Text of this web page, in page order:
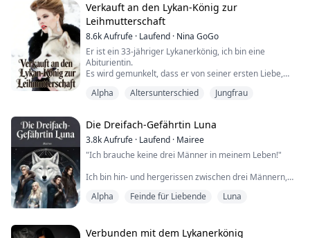
Jemand, der ihn mit einem düsteren Ausdruck ansieht,
könnte nervös werden.
Du bist tot, wenn du einen Fehler machst. So regiert
Cuhen Malcogn die Welt.
Aufgrund seiner Persönlichkeit ist er nicht der typische
Mann, den die meisten Frauen mögen würden. Manche
Verkauft an den Lykan-König zur
Leihmutterschaft
8.6kAufrufe · Laufend · Nina GoGo
Er ist ein 33-jähriger Lykanerkönig, ich bin eine
Abiturientin.
Es wird gemunkelt, dass er von seiner ersten Liebe,
wurde, sodass er die Anwesenheit einer Gefährtin nicht
Jungfrau in der Menschenwelt finden, die als
Leihmutter dienen sollte.
Da wurde ich a...
Alpha Altersunterschied Jungfrau
Die Dreifach-Gefährtin Luna
3.8kAufrufe · Laufend · Mairee
"Ich brauche keine drei Männer in meinem Leben!"
Ich bin hin- und hergerissen zwischen drei Männern,
Milliardären, die mich alle für sich allein wollen.
Alpha Feinde für Liebende Luna
Verbunden mit dem Lykanerkönig